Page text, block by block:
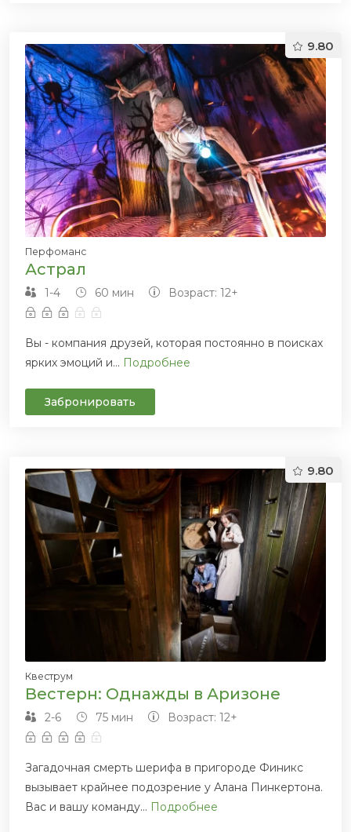
9.80
Перфоманс
Астрал
1-4 60 мин Возраст: 12+
Вы - компания друзей, которая постоянно в поисках
ярких эмоций и... Подробнее
Забронировать
9.80
Квеструм
Вестерн: Однажды в Аризоне
2-6 75 мин Возраст: 12+
Загадочная смерть шерифа в пригороде Финикс
вызывает крайнее подозрение у Алана Пинкертона.
Вас и вашу команду... Подробнее